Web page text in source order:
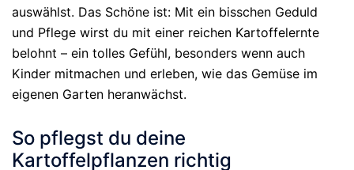
auswählst. Das Schöne ist: Mit ein bisschen Geduld
und Pflege wirst du mit einer reichen Kartoffelernte
belohnt – ein tolles Gefühl, besonders wenn auch
Kinder mitmachen und erleben, wie das Gemüse im
eigenen Garten heranwächst.
So pflegst du deine
Kartoffelpflanzen richtig